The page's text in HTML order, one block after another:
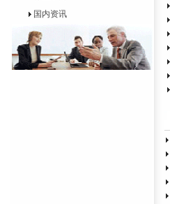
国内资讯